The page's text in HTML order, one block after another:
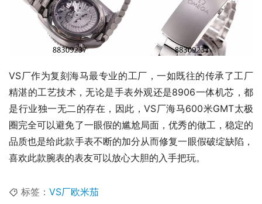
VS厂作为复刻海马最专业的工厂，一如既往的传承了工厂
精湛的工艺技术，无论是手表外观还是8906一体机芯，都
是行业独一无二的存在，因此，VS厂海马600米GMT太极
圈完全可以避免了一眼假的尴尬局面，优秀的做工，稳定的
品质也是给此款手表不断的加分从而修复一眼假破绽缺陷，
喜欢此款腕表的表友可以放心大胆的入手把玩。
标签： VS厂欧米茄